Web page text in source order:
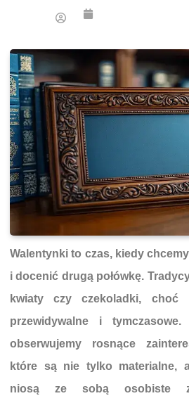
Walentynki to czas, kiedy
i docenić drugą połówkę.
kwiaty czy czekoladki, choć
przewidywalne i
obserwujemy rosnące
które są nie tylko materialne,
niosą ze sobą osobiste